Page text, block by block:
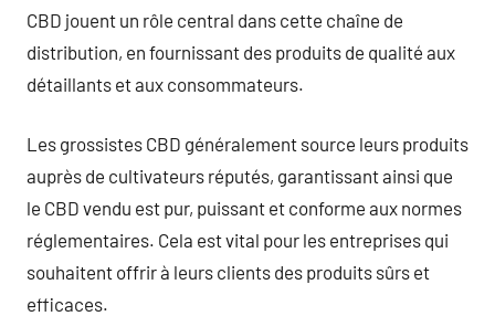
CBD jouent un rôle central dans cette chaîne de
distribution, en fournissant des produits de qualité aux
détaillants et aux consommateurs.
Les grossistes CBD généralement source leurs produits
auprès de cultivateurs réputés, garantissant ainsi que
le CBD vendu est pur, puissant et conforme aux normes
réglementaires. Cela est vital pour les entreprises qui
souhaitent offrir à leurs clients des produits sûrs et
efficaces.